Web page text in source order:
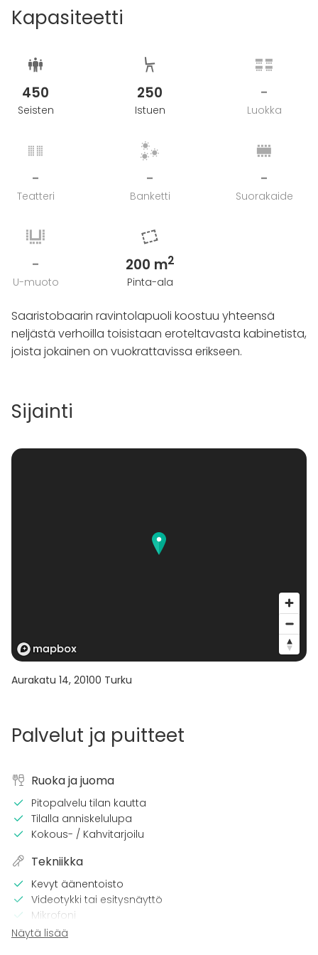
Kapasiteetti
450
Seisten
250
Istuen
-
Luokka
-
Teatteri
-
Banketti
-
Suorakaide
-
U-muoto
200 m2
Pinta-ala
Saaristobaarin ravintolapuoli koostuu yhteensä
neljästä verhoilla toisistaan eroteltavasta kabinetista,
joista jokainen on vuokrattavissa erikseen.
Sijainti
Aurakatu 14, 20100 Turku
Palvelut ja puitteet
Ruoka ja juoma
Pitopalvelu tilan kautta
Tilalla anniskelulupa
Kokous- / Kahvitarjoilu
Tekniikka
Kevyt äänentoisto
Videotykki tai esitysnäyttö
Mikrofoni
Wi-Fi
Näytä lisää